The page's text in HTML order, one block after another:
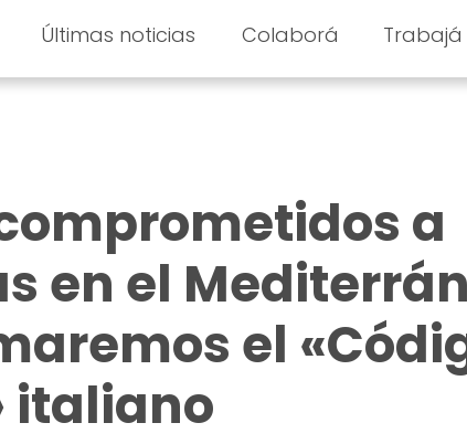
Últimas noticias Colaborá Trabajá
a
en el
el
italiano